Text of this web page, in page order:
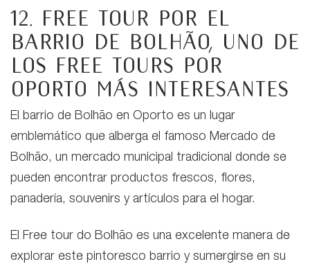
12. Free tour por el
barrio de Bolhão, uno de
los free tours por
Oporto más interesantes
El barrio de Bolhão en Oporto es un lugar
emblemático que alberga el famoso Mercado de
Bolhão, un mercado municipal tradicional donde se
pueden encontrar productos frescos, flores,
panadería, souvenirs y artículos para el hogar.
El Free tour do Bolhão es una excelente manera de
explorar este pintoresco barrio y sumergirse en su